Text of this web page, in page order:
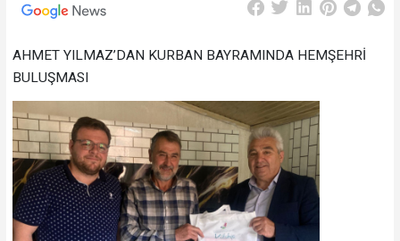
AHMET YILMAZ’DAN KURBAN BAYRAMINDA HEMŞEHRİ
BULUŞMASI